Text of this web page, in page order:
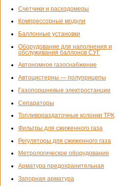
Счетчики и расходомеры
Компрессорные модули
Баллонные установки
Оборудование для наполнения и
обслуживания баллонов СУГ
Автономное газоснабжение
Автоцистерны — полуприцепы
Газопоршневые электростанции
Сепараторы
Топливораздаточные колонки ТРК
Фильтры для сжиженного газа
Регуляторы для сжиженного газа
Метрологическое оборудование
Арматура предохранительная
Запорная арматура